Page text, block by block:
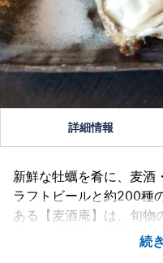
詳細情報
新鮮な牡蠣を肴に、麦
ラフトビールと約200種
ある【麦酒庵】は、旬物
楽しめる酒処。麦酒は
種、日本酒は約200種を
続